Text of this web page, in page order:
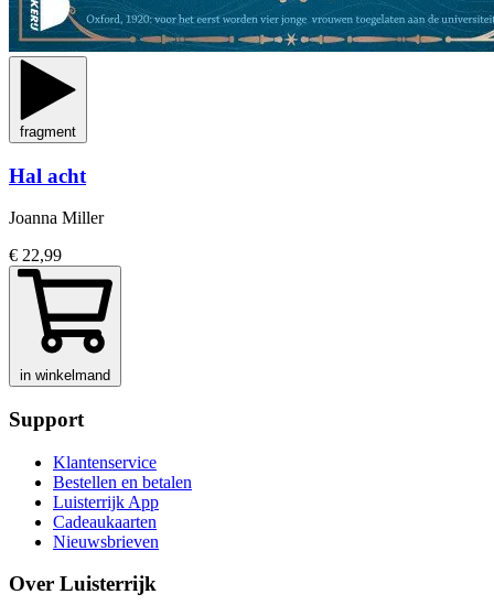
fragment
Hal acht
Joanna Miller
€ 22,99
in winkelmand
Support
Klantenservice
Bestellen en betalen
Luisterrijk App
Cadeaukaarten
Nieuwsbrieven
Over Luisterrijk